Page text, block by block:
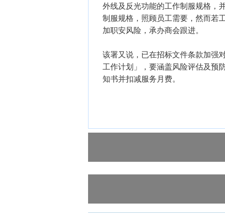
外线及反光功能的工作制服规格，
制服规格，照顾员工需要，然而若
加职安风险，承办商会跟进。
该署又说，已在招标文件条款加强
工作计划」，要涵盖风险评估及预
知书并扣减服务月费。